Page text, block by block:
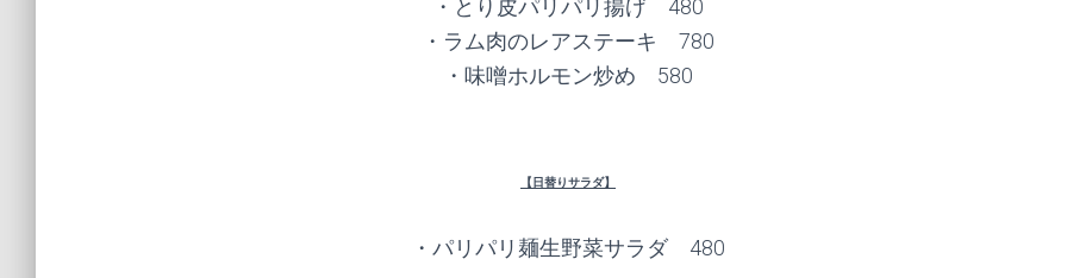
・とり皮パリパリ揚げ 480
・ラム肉のレアステーキ 780
・味噌ホルモン炒め 580
【日替りサラダ】
・パリパリ麺生野菜サラダ 480